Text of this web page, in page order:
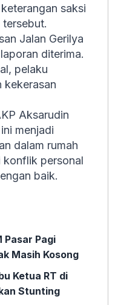
saksi
Jalan Gerilya
diterima.
pelaku
kekerasan
Aksarudin
menjadi
dalam rumah
personal
baik.
Pasar Pagi
Masih Kosong
Ketua RT di
Stunting